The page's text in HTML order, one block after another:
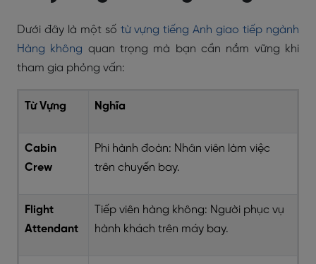
Dưới đây là một số từ vựng tiếng Anh giao tiếp ngành
Hàng không quan trọng mà bạn cần nắm vững khi
tham gia phỏng vấn:
Từ Vựng Nghĩa
Cabin
Crew
Phi hành đoàn: Nhân viên làm việc
trên chuyến bay.
Flight
Attendant
Tiếp viên hàng không: Người phục vụ
hành khách trên máy bay.